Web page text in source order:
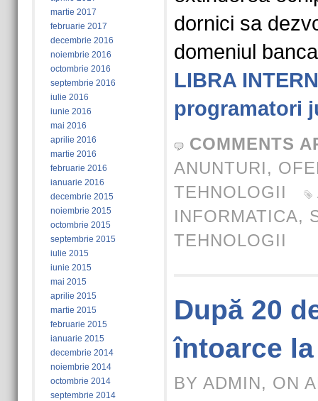
martie 2017
februarie 2017
decembrie 2016
noiembrie 2016
octombrie 2016
septembrie 2016
iulie 2016
iunie 2016
mai 2016
aprilie 2016
martie 2016
februarie 2016
ianuarie 2016
decembrie 2015
noiembrie 2015
octombrie 2015
septembrie 2015
iulie 2015
iunie 2015
mai 2015
aprilie 2015
martie 2015
februarie 2015
ianuarie 2015
decembrie 2014
noiembrie 2014
octombrie 2014
septembrie 2014
dornici sa
domeniul
LIBRA
programatori
COMMENTS
ANUNTURI,
TEHNOLOGII
INFORMATICA,
TEHNOLOGII
După 20
întoarce
BY ADMIN, ON